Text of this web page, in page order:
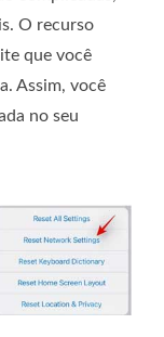
O recurso
que você
Assim, você
no seu